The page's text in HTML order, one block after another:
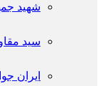
شهید
سید
ایران